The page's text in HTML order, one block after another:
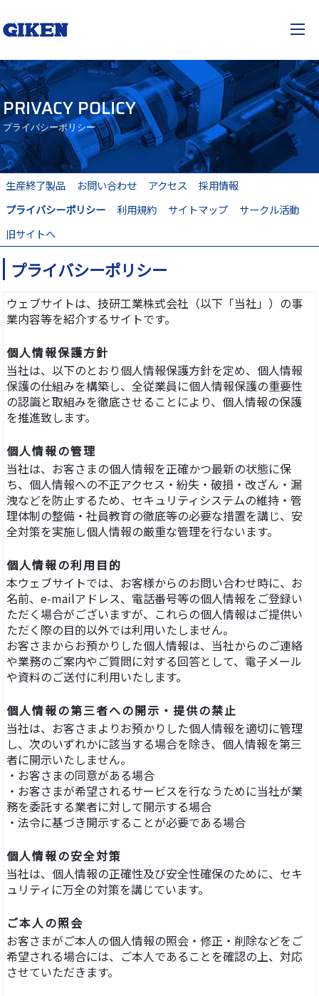
PRIVACY POLICY
プライバシーポリシー
生産終了製品 お問い合わせ アクセス
採用情報
プライバシーポリシー
利用規約 サイトマップ
サークル活動
旧サイトへ
プライバシーポリシー
ウェブサイトは、技研工業株式会社（以下「当社」）の事
業内容等を紹介するサイトです。
個人情報保護方針
当社は、以下のとおり個人情報保護方針を定め、個人情報
保護の仕組みを構築し、全従業員に個人情報保護の重要性
の認識と取組みを徹底させることにより、個人情報の保護
を推進致します。
個人情報の管理
当社は、お客さまの個人情報を正確かつ最新の状態に保
ち、個人情報への不正アクセス・紛失・破損・改ざん・漏
洩などを防止するため、セキュリティシステムの維持・管
理体制の整備・社員教育の徹底等の必要な措置を講じ、安
全対策を実施し個人情報の厳重な管理を行ないます。
個人情報の利用目的
本ウェブサイトでは、お客様からのお問い合わせ時に、お
名前、e-mailアドレス、電話番号等の個人情報をご登録い
ただく場合がございますが、これらの個人情報はご提供い
ただく際の目的以外では利用いたしません。
お客さまからお預かりした個人情報は、当社からのご連絡
や業務のご案内やご質問に対する回答として、電子メール
や資料のご送付に利用いたします。
個人情報の第三者への開示・提供の禁止
当社は、お客さまよりお預かりした個人情報を適切に管理
し、次のいずれかに該当する場合を除き、個人情報を第三
者に開示いたしません。
・お客さまの同意がある場合
・お客さまが希望されるサービスを行なうために当社が業
務を委託する業者に対して開示する場合
・法令に基づき開示することが必要である場合
個人情報の安全対策
当社は、個人情報の正確性及び安全性確保のために、セキ
ュリティに万全の対策を講じています。
ご本人の照会
お客さまがご本人の個人情報の照会・修正・削除などをご
希望される場合には、ご本人であることを確認の上、対応
させていただきます。